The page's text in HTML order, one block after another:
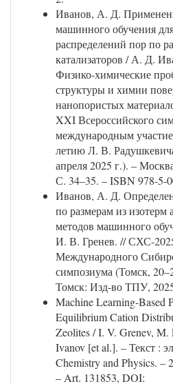
Иванов, А. Д.
машинного обучения
распределений пор по
катализаторов / А. Д.
Физико-химические
структуры и химии
нанопористых
XXI Всероссийского
международным
летию Л. В.
апреля 2025 г.). –
С. 34–35. – ISBN 978-5-
Иванов, А. Д.
по размерам из
методов машинного
И. В. Гренев. // СХС-
Международного
симпозиума (Томск,
Томск: Изд-во ТПУ,
Machine Learning-Based
Equilibrium Cation
Zeolites / I. V. Grenev,
Ivanov [et al.]. – Текст :
Chemistry and Physics. –
– Art. 131853, DOI: